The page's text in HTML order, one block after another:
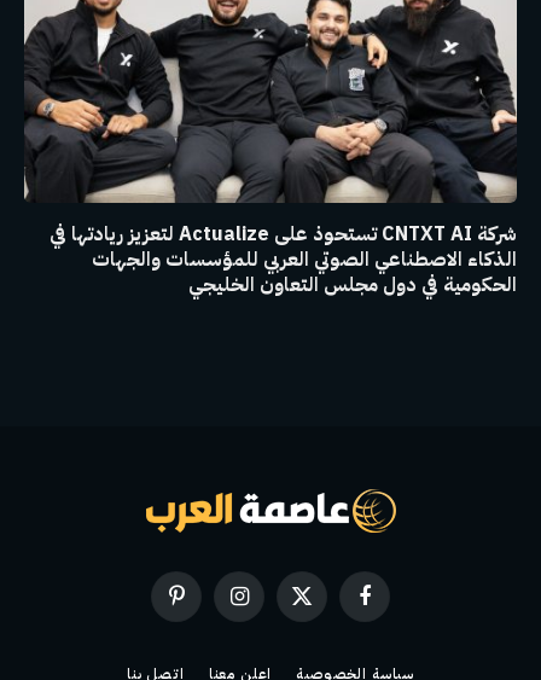
شركة CNTXT AI تستحوذ على Actualize لتعزيز ريادتها في
الذكاء الاصطناعي الصوتي العربي للمؤسسات والجهات
الحكومية في دول مجلس التعاون الخليجي
فيسبوك
X
(Twitter)
الانستغرامبينتيريست
سياسة الخصوصية اعلن معنا اتصل بنا